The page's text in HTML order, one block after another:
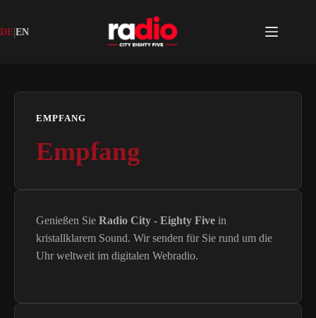
springen
DE|EN
EMPFANG
Empfang
Genießen Sie Radio City - Eighty Five in
kristallklarem Sound. Wir senden für Sie rund um die
Uhr weltweit im digitalen Webradio.